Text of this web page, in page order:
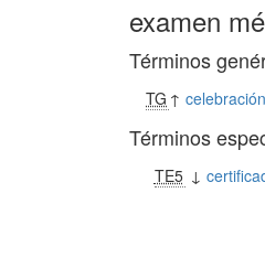
examen
Términos
TG ↑
Términos
TE5 ↓